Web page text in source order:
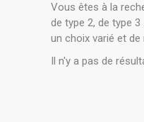
Vous êtes à la
de type 2, de type
un choix varié et
Il n'y a pas de